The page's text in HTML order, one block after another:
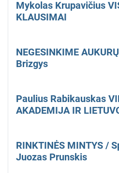
Mykolas Krupavičius
KLAUSIMAI
NEGESINKIME
Brizgys
Paulius Rabikauskas
AKADEMIJA IR
RINKTINĖS MINTYS /
Juozas Prunskis